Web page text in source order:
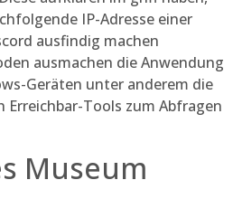
IP-Adresse einer
ausfindig machen
ausmachen die Anwendung
Geräten unter anderem die
Erreichbar-Tools zum Abfragen
Museum